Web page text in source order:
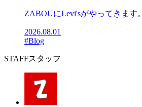
ZABOUにLevi'sがやってきます。
2026.08.01
#Blog
STAFFスタッフ